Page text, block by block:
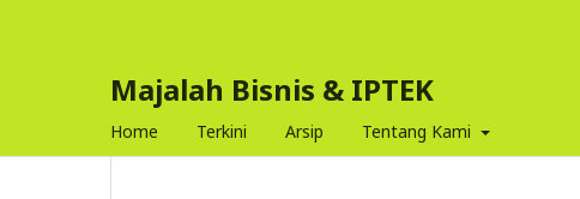
Majalah Bisnis & IPTEK
Home Terkini Arsip Tentang Kami